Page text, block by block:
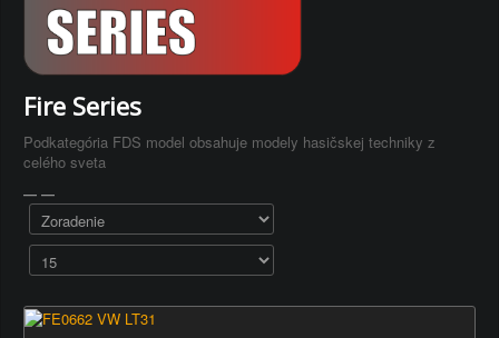
Fire Series
Podkategória FDS model obsahuje modely hasičskej techniky z
celého sveta